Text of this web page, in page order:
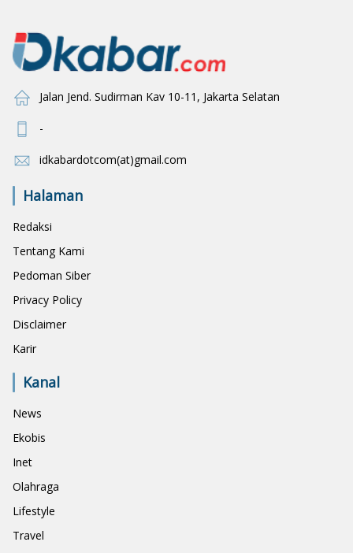
Jalan Jend. Sudirman Kav 10-11, Jakarta Selatan
-
idkabardotcom(at)gmail.com
Halaman
Redaksi
Tentang Kami
Pedoman Siber
Privacy Policy
Disclaimer
Karir
Kanal
News
Ekobis
Inet
Olahraga
Lifestyle
Travel